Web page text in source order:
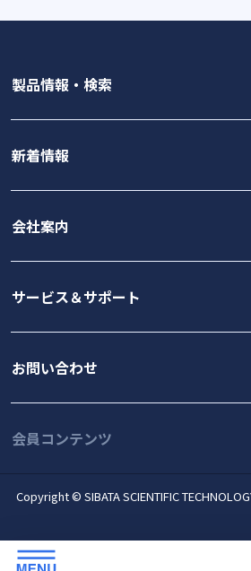
製品情報・検索
新着情報
会社案内
サービス＆サポート
お問い合わせ
会員コンテンツ
Copyright © SIBATA SCIENTIFIC